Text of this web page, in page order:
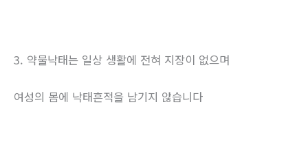
3. 약물낙태는 일상 생활에 전혀 지장이 없으며
여성의 몸에 낙태흔적을 남기지 않습니다